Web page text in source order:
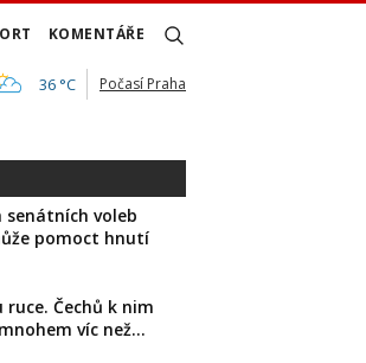
KOMENTÁŘE
36 °C Počasí Praha
senátních voleb
pomoct hnutí
Čechů k nim
víc než…